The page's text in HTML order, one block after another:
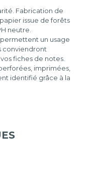
Fabrication de
issue de forêts
neutre.
un usage
conviendront
fiches de notes.
imprimées,
identifié grâce à la